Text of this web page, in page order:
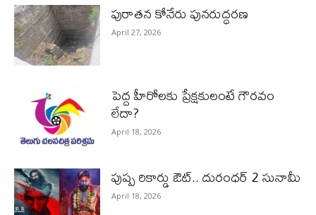
పురాత‌న కోనేరు పున‌రుద్ధ‌ర‌ణ
April 27, 2026
పెద్ద హీరోల‌కు ప్రేక్ష‌కులంటే గౌర‌వం
లేదా?
April 18, 2026
పుష్ప రికార్డు ఔట్‌.. దురంధ‌ర్ 2 సునామీ
April 18, 2026